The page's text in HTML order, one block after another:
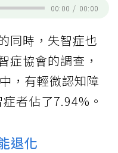
00:00 / 00:00
同時，失智症也
症協會的調查，
，有輕微認知障
者佔了7.94%。
退化